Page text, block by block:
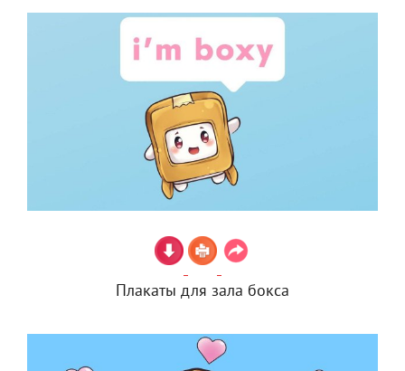
Плакаты для зала бокса